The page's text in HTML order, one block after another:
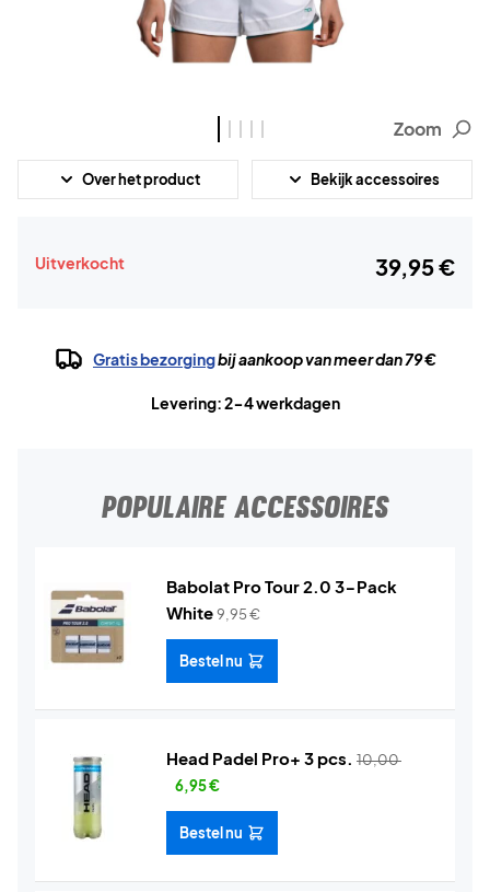
Zoom
Over het product Bekijk accessoires
Uitverkocht 39,95 €
Gratis bezorgingbij aankoop van meer dan 79 €
Levering: 2-4 werkdagen
POPULAIRE ACCESSOIRES
Babolat Pro Tour 2.0 3-Pack
White9,95€
Bestel nu
Head Padel Pro+ 3 pcs. 10,00
6,95€
Bestel nu